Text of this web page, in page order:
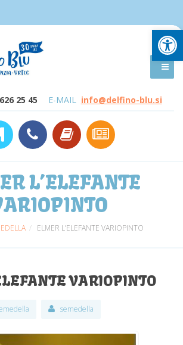
25 45 E-MAIL info@delfino-blu.si
L’ELEFANTE
ELMER L’ELEFANTE VARIOPINTO
VARIOPINTO
semedella